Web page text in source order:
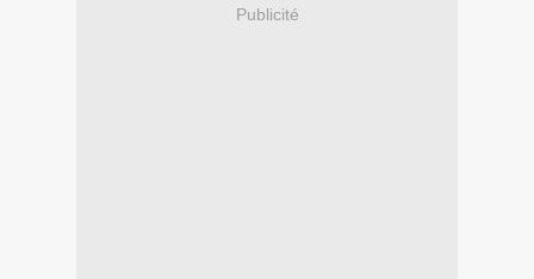
Publicité